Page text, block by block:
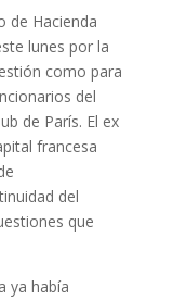
de Hacienda
lunes por la
como para
del
de París. El ex
francesa
del
que
ya había